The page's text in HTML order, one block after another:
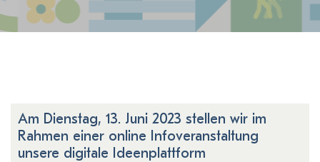
Am Dienstag, 13. Juni 2023 stellen wir im
Rahmen einer online Infoveranstaltung
unsere digitale Ideenplattform